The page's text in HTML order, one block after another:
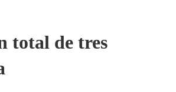
total de tres